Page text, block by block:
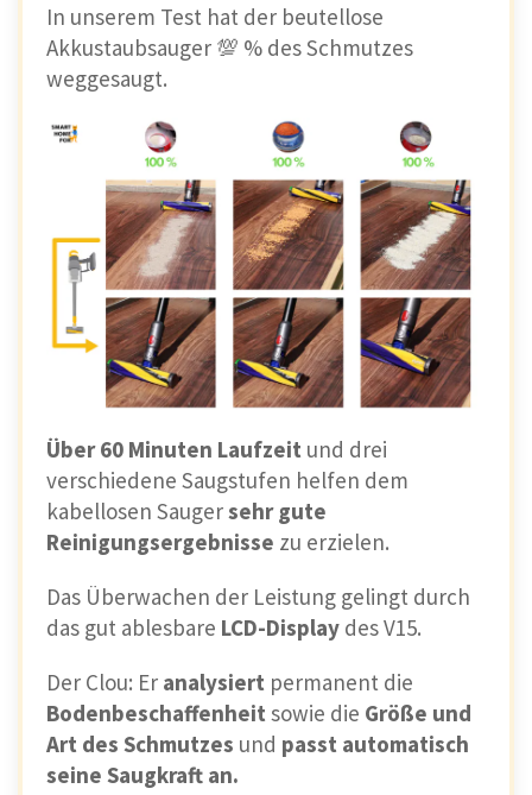
In unserem Test hat der beutellose
Akkustaubsauger 💯 % des Schmutzes
weggesaugt.
Über 60 Minuten Laufzeit und drei
verschiedene Saugstufen helfen dem
kabellosen Saugersehr gute
Reinigungsergebnisse zu erzielen.
Das Überwachen der Leistung gelingt durch
das gut ablesbare LCD-Display des V15.
Der Clou: Er analysiert permanent die
Bodenbeschaffenheit sowie die Größe und
Art des Schmutzes und passt automatisch
seine Saugkraft an.